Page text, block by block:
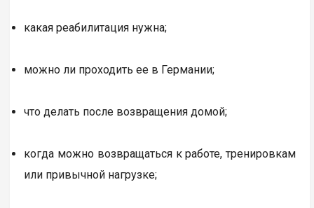
какая реабилитация нужна;
можно ли проходить ее в Германии;
что делать после возвращения домой;
когда можно возвращаться к работе, тренировкам
или привычной нагрузке;